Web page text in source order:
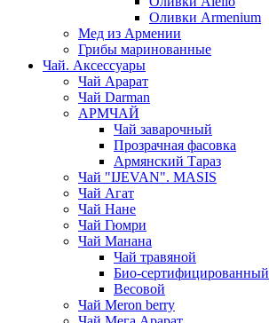
Оливки Armenium
Мед из Армении
Грибы маринованные
Чай. Аксессуары
Чай Арарат
Чай Darman
АРМЧАЙ
Чай заварочный
Прозрачная фасовка
Армянский Тараз
Чай "IJEVAN". MASIS
Чай Агат
Чай Нане
Чай Гюмри
Чай Манана
Чай травяной
Био-сертифицированный
Весовой
Чай Meron berry